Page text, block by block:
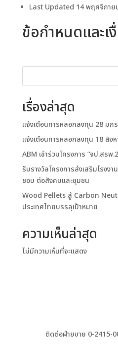
Last Updated 14 พฤศจิกาย
ข้อกำหนดและเ
เรื่องล่าสุด
แจ้งเตือนการหลอกลงทุน 28 มก
แจ้งเตือนการหลอกลงทุน 18 สิง
ABM เข้าร่วมโครงการ “จป.สรพ
รับรางวัลโครงการส่งเสริมโรงง
ชอบ ต่อสังคมและชุมชน
Wood Pellets สู่ Carbon
ประเทศไทยบรรลุเป้าหมาย
ความเห็นล่าสุด
ไม่มีความเห็นที่จะแสดง
ติดต่อฝ่ายขาย 0-2415-